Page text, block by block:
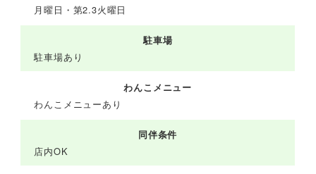
月曜日・第2.3火曜日
駐車場
駐車場あり
わんこメニュー
わんこメニューあり
同伴条件
店内OK